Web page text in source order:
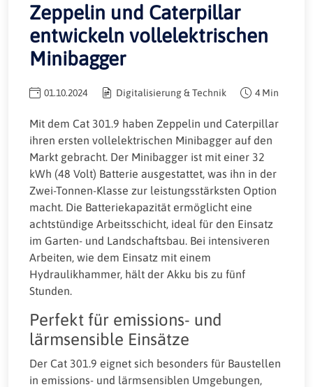
Zeppelin und Caterpillar
entwickeln vollelektrischen
Minibagger
01.10.2024 Digitalisierung & Technik 4 Min
Mit dem Cat 301.9 haben Zeppelin und Caterpillar
ihren ersten vollelektrischen Minibagger auf den
Markt gebracht. Der Minibagger ist mit einer 32
kWh (48 Volt) Batterie ausgestattet, was ihn in der
Zwei-Tonnen-Klasse zur leistungsstärksten Option
macht. Die Batteriekapazität ermöglicht eine
achtstündige Arbeitsschicht, ideal für den Einsatz
im Garten- und Landschaftsbau. Bei intensiveren
Arbeiten, wie dem Einsatz mit einem
Hydraulikhammer, hält der Akku bis zu fünf
Stunden.
Perfekt für emissions- und
lärmsensible Einsätze
Der Cat 301.9 eignet sich besonders für Baustellen
in emissions- und lärmsensiblen Umgebungen,